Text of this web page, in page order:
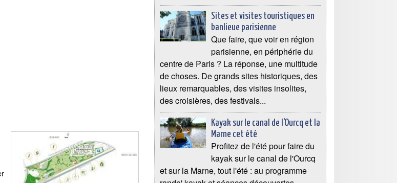
Sites et visites touristiques en
banlieue parisienne
Que faire, que voir en région
parisienne, en périphérie du
centre de Paris ? La réponse, une multitude
de choses. De grands sites historiques, des
lieux remarquables, des visites insolites,
des croisières, des festivals...
Kayak sur le canal de l'Ourcq et la
Marne cet été
Profitez de l'été pour faire du
kayak sur le canal de l'Ourcq
et sur la Marne, tout l'été : au programme